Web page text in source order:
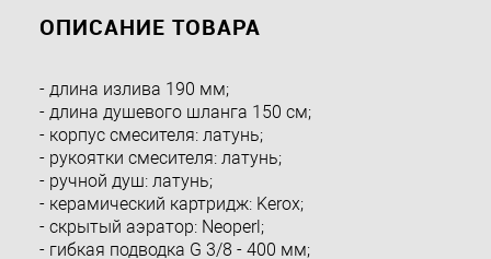
ОПИСАНИЕ ТОВАРА
- длина излива 190 мм;
- длина душевого шланга 150 см;
- корпус смесителя: латунь;
- рукоятки смесителя: латунь;
- ручной душ: латунь;
- керамический картридж: Kerox;
- скрытый аэратор: Neoperl;
- гибкая подводка G 3/8 - 400 мм;